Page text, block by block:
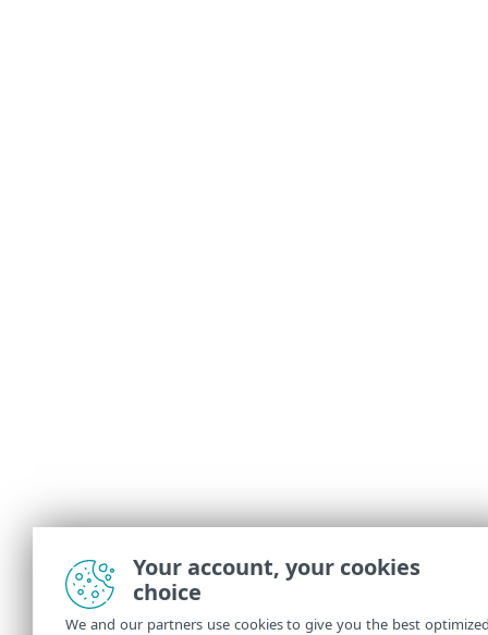
Your account, your cookies
choice
We and our partners use cookies to give you the best